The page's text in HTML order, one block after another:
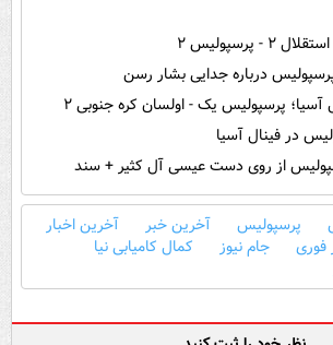
پرسپولیس ۲
درباره جدایی بشار رسن
آسیا؛ پرسپولیس یک - اولسان کره جنوبی ۲
در فینال آسیا
از روی دست عیسی آل کثیر + سند
پرسپولیس آخرین خبر
آخرین اخبار
فوری جام نیوز
کمال کامیابی نیا